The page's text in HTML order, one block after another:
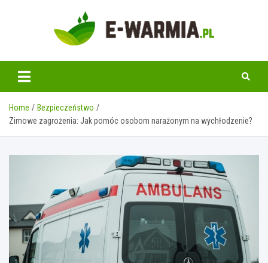
www.e-warmia.pl
Home
Bezpieczeństwo
Zimowe zagrożenia: Jak pomóc osobom narażonym na wychłodzenie?